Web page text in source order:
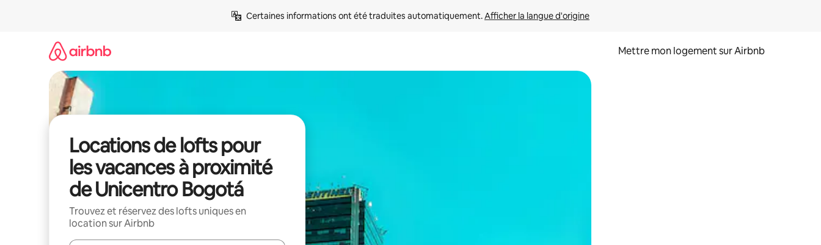
Certaines informations ont été traduites automatiquement. Afficher la langue d'origine
Mettre mon logement sur Airbnb
Locations de lofts pour
les vacances à proximité
de Unicentro Bogotá
Trouvez et réservez des lofts uniques en
location sur Airbnb